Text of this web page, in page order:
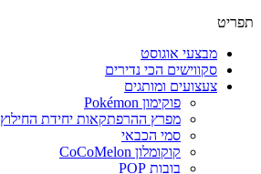
תפריט
מבצעי אוגוסט
סקווישים הכי נדירים
צעצועים ומותגים
פוקימון Pokémon
מפרץ ההרפתקאות יחידת החילוץ
סמי הכבאי
קוקומלון CoCoMelon
בובות POP